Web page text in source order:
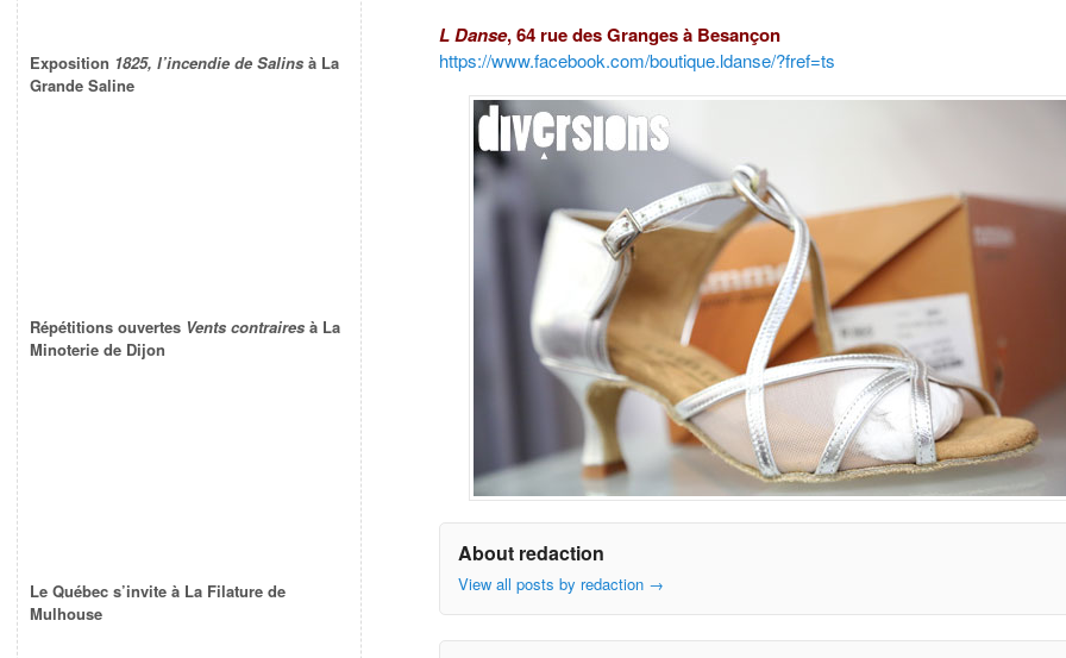
L Danse, 64 rue des Granges à Besançon
https://www.facebook.com/boutique.ldanse/?fref=ts
About redaction
View all posts by redaction →
Exposition 1825, l’incendie de Salins à La
Grande Saline
Répétitions ouvertes Vents contraires à La
Minoterie de Dijon
Le Québec s’invite à La Filature de
Mulhouse